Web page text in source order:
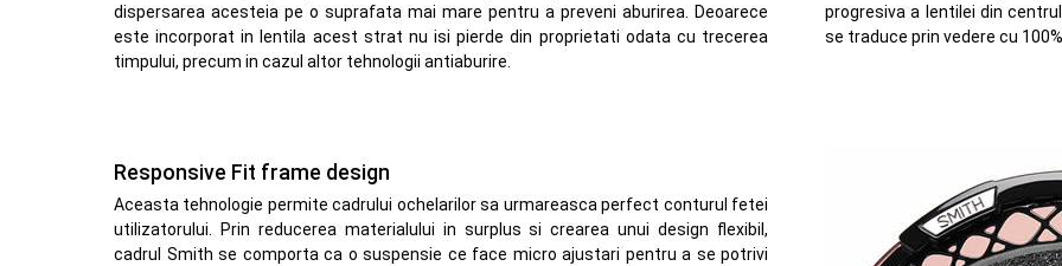
dispersarea acesteia pe o suprafata mai mare pentru a preveni aburirea. Deoarece
este incorporat in lentila acest strat nu isi pierde din proprietati odata cu trecerea
timpului, precum in cazul altor tehnologii antiaburire.
progresiva a lentilei din
se traduce prin vedere cu
Responsive Fit frame design
Aceasta tehnologie permite cadrului ochelarilor sa urmareasca perfect conturul fetei
utilizatorului. Prin reducerea materialului in surplus si crearea unui design flexibil,
cadrul Smith se comporta ca o suspensie ce face micro ajustari pentru a se potrivi